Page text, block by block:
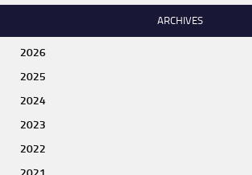
ARCHIVES
2026
2025
2024
2023
2022